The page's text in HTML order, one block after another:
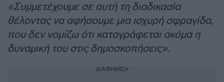
«Συμμετέχουμε σε αυτή τη διαδικασία
θέλοντας να αφήσουμε μια ισχυρή σφραγίδα,
που δεν νομίζω ότι καταγράφεται ακόμα η
δυναμική του στις δημοσκοπήσεις».
ΔΙΑΦΗΜΙΣΗ